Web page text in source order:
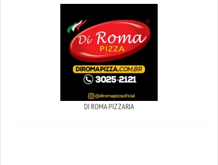
DI ROMA PIZZARIA